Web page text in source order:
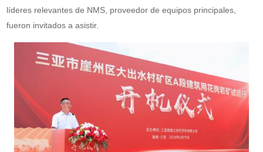
líderes relevantes de NMS, proveedor de equipos principales,
fueron invitados a asistir.